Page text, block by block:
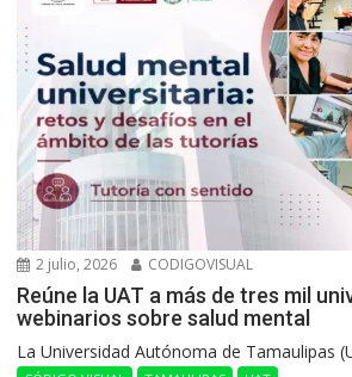
2 julio, 2026 CODIGOVISUAL
Reúne la UAT a más de tres mil
webinarios sobre salud mental
La Universidad Autónoma de Tamaulipas